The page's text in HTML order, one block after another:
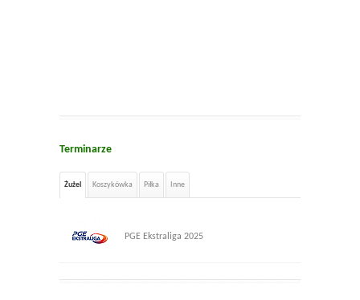
Terminarze
Żużel Koszykówka Piłka Inne
PGE Ekstraliga 2025